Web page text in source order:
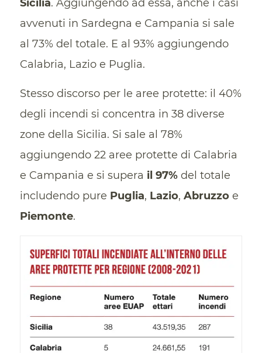
Sicilia. Aggiungendo ad essa, anche i casi
avvenuti in Sardegna e Campania si sale
al 73% del totale. E al 93% aggiungendo
Calabria, Lazio e Puglia.
Stesso discorso per le aree protette: il 40%
degli incendi si concentra in 38 diverse
zone della Sicilia. Si sale al 78%
aggiungendo 22 aree protette di Calabria
e Campania e si supera il 97%del totale
includendo pure Puglia, Lazio, Abruzzoe
Piemonte.